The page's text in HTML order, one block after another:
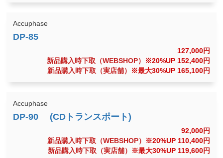
Accuphase
127,000円
新品購入時下取（WEBSHOP）
※20%UP 152,400円
新品購入時下取（実店舗）
※最大30%UP 165,100円
Accuphase
92,000円
新品購入時下取（WEBSHOP）
※20%UP 110,400円
新品購入時下取（実店舗）
※最大30%UP 119,600円